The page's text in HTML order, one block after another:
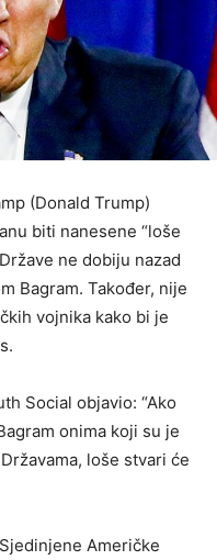
(Donald Trump)
biti nanesene “loše
ne dobiju nazad
Bagram. Također, nije
vojnika kako bi je
Social objavio: “Ako
onima koji su je
loše stvari će
Američke